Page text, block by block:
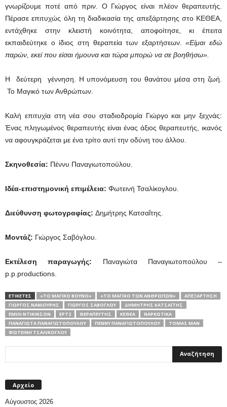
γνωρίζουμε ποτέ από πριν. Ο Γιώργος είναι πλέον θεραπευτής.
Πέρασε επιτυχώς όλη τη διαδικασία της απεξάρτησης στο ΚΕΘΕΑ,
εντάχθηκε στην κλειστή κοινότητα, αποφοίτησε, κι έπειτα
εκπαιδεύτηκε ο ίδιος στη θεραπεία των εξαρτήσεων.«Είμαι εδώ
παρών, εκεί που είσαι ήμουνα και τώρα μπορώ να σε βοηθήσω».
H δεύτερη γέννηση. H υπονόμευση του θανάτου μέσα στη ζωή.
Το Μαγικό των Ανθρώπων.
Καλή επιτυχία στη νέα σου σταδιοδρομία Γιώργο και μην ξεχνάς:
Ένας πληγωμένος θεραπευτής είναι ένας άξιος θεραπευτής, ικανός
να αφουγκράζεται με ένα τρίτο αυτί την οδύνη του άλλου.
Σκηνοθεσία: Πέννυ Παναγιωτοπούλου.
Ιδέα-επιστημονική επιμέλεια: Φωτεινή Τσαλίκογλου.
Διεύθυνση φωτογραφίας: Δημήτρης Κατσαΐτης.
Μοντάζ: Γιώργος Σαβόγλου.
Εκτέλεση παραγωγής: Παναγιώτα Παναγιωτοπούλου –
p.p.productions.
ΕΤΙΚΕΤΕΣ «ΤΟ ΜΑΓΙΚΌ ΒΟΥΝΌ» «ΤΟ ΜΑΓΙΚΟ ΤΩΝ ΑΝΘΡΩΠΩΝ»
ΑΠΕΞΆΡΤΗΣΗ
ΓΙΏΡΓΟΣ ΝΑΝΙΟΎΡΗΣ
ΓΙΏΡΓΟΣ ΣΑΒΌΓΛΟΥ
ΔΗΜΉΤΡΗΣ ΚΑΤΣΑΪ́ΤΗΣ
ΈΜΙΛΙ ΝΤΊΚΙΝΣΟΝ
ΕΡΤ2 ΘΕΡΑΠΕΥΤΉΣ ΚΕΘΕΑ
ΝΑΡΚΩΤΙΚΑ
ΠΑΝΑΓΙΏΤΑ ΠΑΝΑΓΙΩΤΟΠΟΎΛΟΥ
ΠΈΝΝΥ ΠΑΝΑΓΙΩΤΟΠΟΎΛΟΥ
ΤΌΜΑΣ ΜΑΝ
ΦΩΤΕΙΝΉ ΤΣΑΛΊΚΟΓΛΟΥ
Αρχείο
Αύγουστος 2026